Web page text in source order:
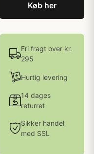
Køb her
Fri fragt over kr.
295
Hurtig levering
14 dages
returret
Sikker handel
med SSL